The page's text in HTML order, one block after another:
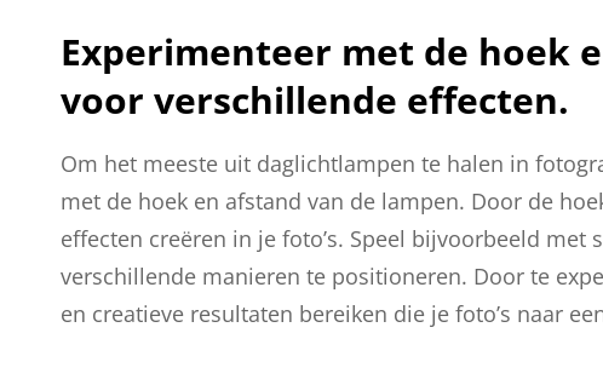
Experimenteer met de hoek
voor verschillende effecten.
Om het meeste uit daglichtlampen te halen in
met de hoek en afstand van de lampen. Door de
effecten creëren in je foto’s. Speel bijvoorbeeld
verschillende manieren te positioneren. Door te
en creatieve resultaten bereiken die je foto’s naar